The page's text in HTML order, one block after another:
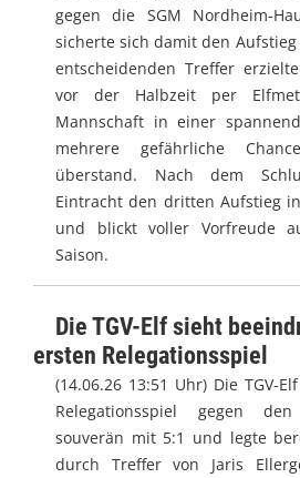
gegen die SGM Nordheim-
sicherte sich damit den Aufstieg
entscheidenden Treffer
vor der Halbzeit per
Mannschaft in einer
mehrere gefährliche
überstand. Nach dem
Eintracht den dritten Aufstieg
und blickt voller Vorfreude
Saison.
Die TGV-Elf sieht
ersten Relegationsspiel
(14.06.26 13:51 Uhr) Die TGV-
Relegationsspiel gegen
souverän mit 5:1 und legte
durch Treffer von Jaris